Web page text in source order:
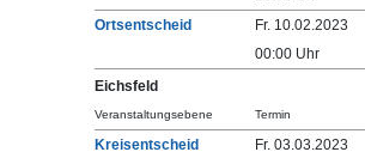
Ortsentscheid
Fr. 10.02.2023
00:00 Uhr
Eichsfeld
Veranstaltungsebene Termin
Kreisentscheid
Fr. 03.03.2023